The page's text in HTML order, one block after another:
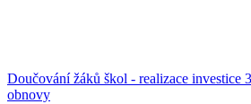
Doučování žáků škol - realizace investice
obnovy